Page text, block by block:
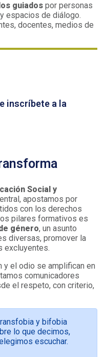
guiados por personas
espacios de diálogo.
docentes, medios de
inscríbete a la
Social y
apostamos por
con los derechos
pilares formativos es
género, un asunto
diversas, promover la
excluyentes.
y el odio se amplifican en
comunicadores
el respeto, con criterio,
y bifobia
lo que decimos,
escuchar.